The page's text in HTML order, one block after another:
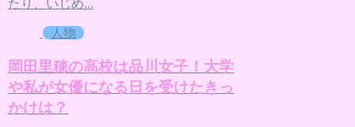
たり、いじめ...
人物
岡田里穂の高校は品川女子！大学
や私が女優になる日を受けたきっ
かけは？